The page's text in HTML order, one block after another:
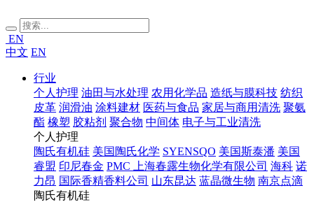
EN
中文 EN
行业
个人护理 油田与水处理 农用化学品 造纸与膜科技 纺织
皮革 润滑油 涂料建材 医药与食品 家居与商用清洗 聚氨
酯 橡塑 胶粘剂 聚合物 中间体 电子与工业清洗
个人护理
陶氏有机硅 美国陶氏化学 SYENSQO 美国斯泰潘 美国
睿盟 印尼春金 PMC 上海春露生物化学有限公司 海科 诺
力昂 国际香精香料公司 山东昆达 蓝晶微生物 南京点滴
陶氏有机硅